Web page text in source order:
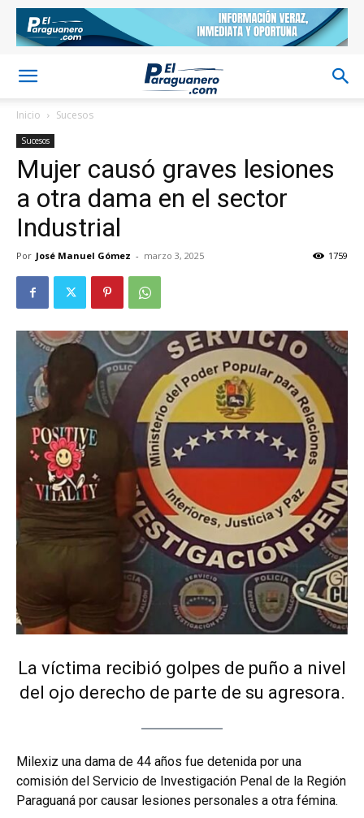
Inicio Sucesos
Sucesos
Mujer causó graves lesiones
a otra dama en el sector
Industrial
Por José Manuel Gómez - marzo 3, 2025 1759
La víctima recibió golpes de puño a nivel
del ojo derecho de parte de su agresora.
Milexiz una dama de 44 años fue detenida por una
comisión del Servicio de Investigación Penal de la Región
Paraguaná por causar lesiones personales a otra fémina.